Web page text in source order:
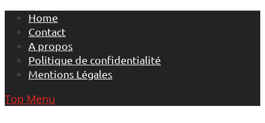
Skip
content
Home
Contact
A propos
Politique de confidentialité
Mentions Légales
Top Menu